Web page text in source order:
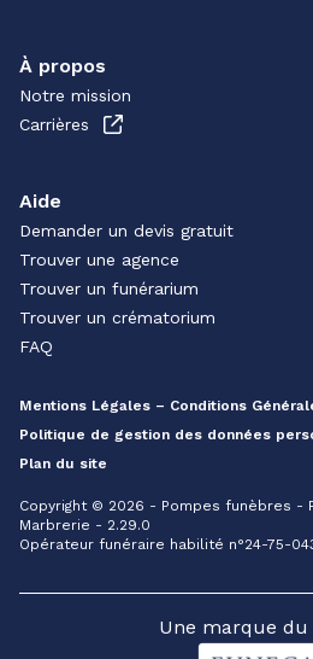
À propos
Notre mission
Carrières
Aide
Demander un devis gratuit
Trouver une agence
Trouver un funérarium
Trouver un crématorium
FAQ
Mentions Légales – Conditions
Politique de gestion des données
Plan du site
Copyright © 2026 - Pompes funèbres -
Marbrerie - 2.29.0
Opérateur funéraire habilité n°24-75-
Une marque du